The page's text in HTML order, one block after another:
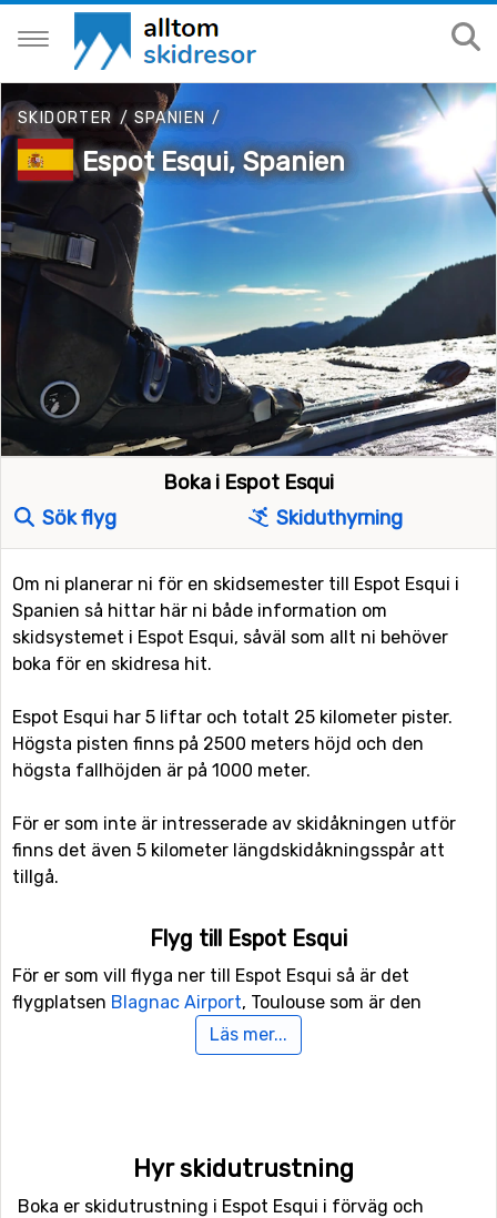
SKIDORTER / SPANIEN/
Espot Esqui, Spanien
Boka i Espot Esqui
Sök flyg
Skiduthyrning
Om ni planerar ni för en skidsemester till Espot Esqui i
Spanien så hittar här ni både information om
skidsystemet i Espot Esqui, såväl som allt ni behöver
boka för en skidresa hit.
Espot Esqui har 5 liftar och totalt 25 kilometer pister.
Högsta pisten finns på 2500 meters höjd och den
högsta fallhöjden är på 1000 meter.
För er som inte är intresserade av skidåkningen utför
finns det även 5 kilometer längdskidåkningsspår att
tillgå.
Flyg till Espot Esqui
För er som vill flyga ner till Espot Esqui så är det
flygplatsen Blagnac Airport, Toulouse som är den
närmaste. Avståndet från denna flygplats till Espot
Esqui är 121 kilometer. En annan möjlig flygplats som kan
Närmaste skidorter till Espot Esqui
Läs mer...
Hyr skidutrustning
Boka er skidutrustning i Espot Esqui i förväg och